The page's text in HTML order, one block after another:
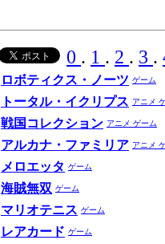
0 . 1 . 2 . 3 .
ロボティクス・ノーツ ゲーム
トータル・イクリプス アニメ
戦国コレクション アニメ ゲーム
アルカナ・ファミリア アニメ
メロエッタ ゲーム
海賊無双 ゲーム
マリオテニス ゲーム
レアカード ゲーム